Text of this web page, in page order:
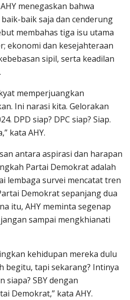
menegaskan bahwa
baik saja dan cenderung
membahas tiga isu utama
ekonomi dan kesejahteraan
sipil, serta keadilan
memperjuangkan
Ini narasi kita. Gelorakan
DPD siap? DPC siap? Siap.
kata AHY.
antara aspirasi dan harapan
Partai Demokrat adalah
lembaga survei mencatat tren
Demokrat sepanjang dua
itu, AHY meminta segenap
sampai mengkhianati
kehidupan mereka dulu
begitu, tapi sekarang? Intinya
siapa? SBY dengan
Demokrat,” kata AHY.